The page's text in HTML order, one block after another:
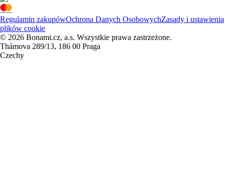
Regulamin zakupówOchrona Danych OsobowychZasady i ustawienia
plików cookie
© 2026 Bonami.cz, a.s. Wszystkie prawa zastrzeżone.
Thámova 289/13, 186 00 Praga
Czechy